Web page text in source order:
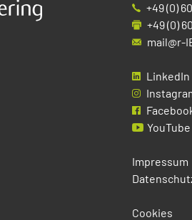
+49 (0)
+49 (0)
mail@r-
LinkedIn
YouTube
Impressum
Cookies